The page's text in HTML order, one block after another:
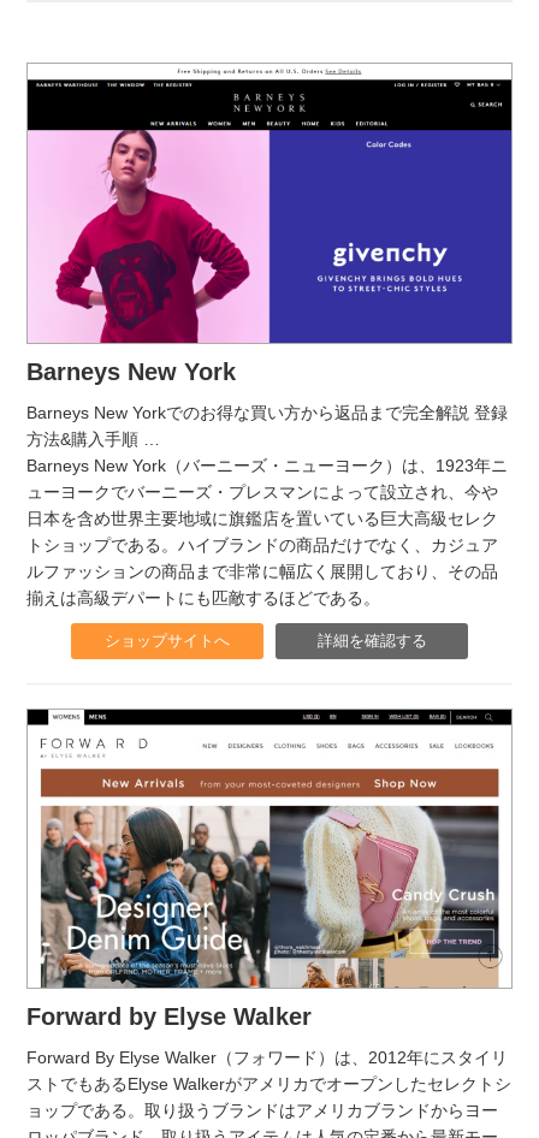
Barneys New York
Barneys New Yorkでのお得な買い方から返品まで完全解説 登録
方法&購入手順
Barneys New York（バーニーズ・ニューヨーク）は、1923年ニ
ューヨークでバーニーズ・プレスマンによって設立され、今や
日本を含め世界主要地域に旗鑑店を置いている巨大高級セレク
トショップである。ハイブランドの商品だけでなく、カジュア
ルファッションの商品まで非常に幅広く展開しており、その品
揃えは高級デパートにも匹敵するほどである。
ショップサイトへ 詳細を確認する
Forward by Elyse Walker
Forward By Elyse Walker（フォワード）は、2012年にスタイリ
ストでもあるElyse Walkerがアメリカでオープンしたセレクトシ
ョップである。取り扱うブランドはアメリカブランドからヨー